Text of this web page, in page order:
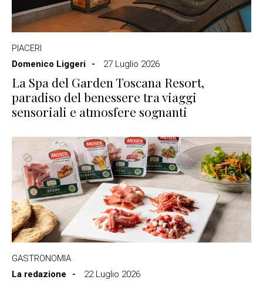
PIACERI
Domenico Liggeri
27 Luglio 2026
La Spa del Garden Toscana Resort,
paradiso del benessere tra viaggi
sensoriali e atmosfere sognanti
GASTRONOMIA
La redazione
22 Luglio 2026